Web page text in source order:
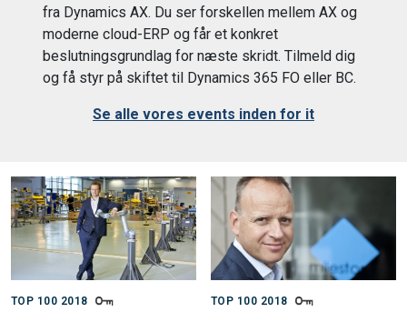
fra Dynamics AX. Du ser forskellen mellem AX og
moderne cloud-ERP og får et konkret
beslutningsgrundlag for næste skridt. Tilmeld dig
og få styr på skiftet til Dynamics 365 FO eller BC.
Se alle vores events inden for it
TOP 100 2018 TOP 100 2018